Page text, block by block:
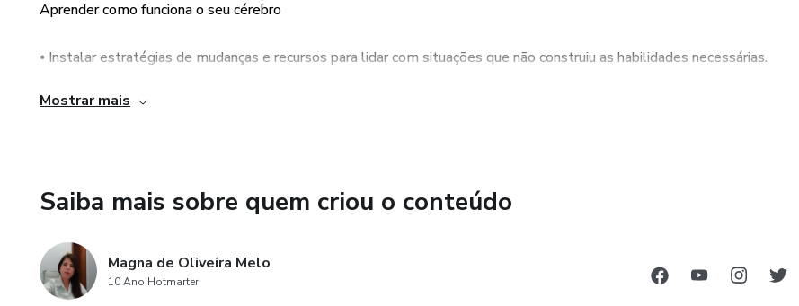
Aprender como funciona o seu cérebro
⦁ Instalar estratégias de mudanças e recursos para lidar com situações que não construiu as habilidades necessárias.
⦁ Aprender estratégias mentais de habilidades para lidar com situações limitantes avaliadas como impossíveis.
⦁ Minimizar a Vergonha e a timidez
⦁ Aprender quais são as chaves que abrem a porta para a boa autoestima
⦁ Restaurar o contato com o seu Eu autentico,
Mostrar mais
Saiba mais sobre quem criou o conteúdo
Magna de Oliveira Melo
10 Ano Hotmarter